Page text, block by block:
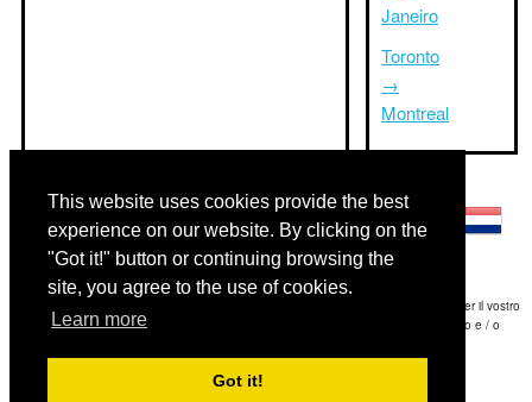
This website uses cookies provide the best
experience on our website. By clicking on the
"Got it!" button or continuing browsing the
site, you agree to the use of cookies.
Learn more
Got it!
Janeiro
Toronto
→
Montreal
Disclaimer: Le informazioni visualizzate su questo sito è la nostra migliore stima e per il vostro
riferimento soltanto.Triptimeto.com non è responsabile di eventuali ritardi viaggio e / o